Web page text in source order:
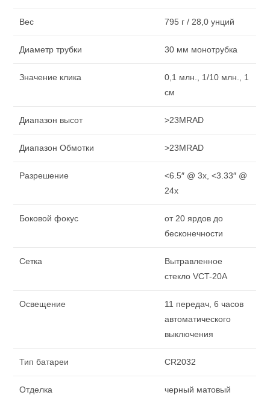
Вес 795 г / 28,0 унций
Диаметр трубки 30 мм монотрубка
Значение клика
0,1 млн., 1/10 млн., 1
см
Диапазон высот >23MRAD
Диапазон Обмотки >23MRAD
Разрешение
<6.5″ @ 3x, <3.33″ @
24x
Боковой фокус
от 20 ярдов до
бесконечности
Сетка
Вытравленное
стекло VCT-20A
Освещение
11 передач, 6 часов
автоматического
выключения
Тип батареи CR2032
Отделка черный матовый